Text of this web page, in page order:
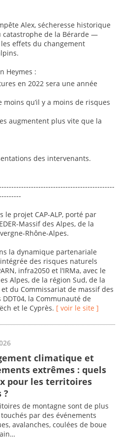
Alex, sécheresse historique
catastrophe de la Bérarde —
effets du changement
Heymes :
en 2022 sera une année
moins qu’il y a moins de risques
augmentent plus vite que la
des intervenants.
le projet CAP-ALP, porté par
Massif des Alpes, de la
Rhône-Alpes.
la dynamique partenariale
intégrée des risques naturels
infra2050 et l’IRMa, avec le
Alpes, de la région Sud, de la
du Commissariat de massif des
la Communauté de
et le Cyprès. [ voir le site ]
climatique et
extrêmes : quels
pour les territoires
?
de montagne sont de plus
par des événements
avalanches, coulées de boue